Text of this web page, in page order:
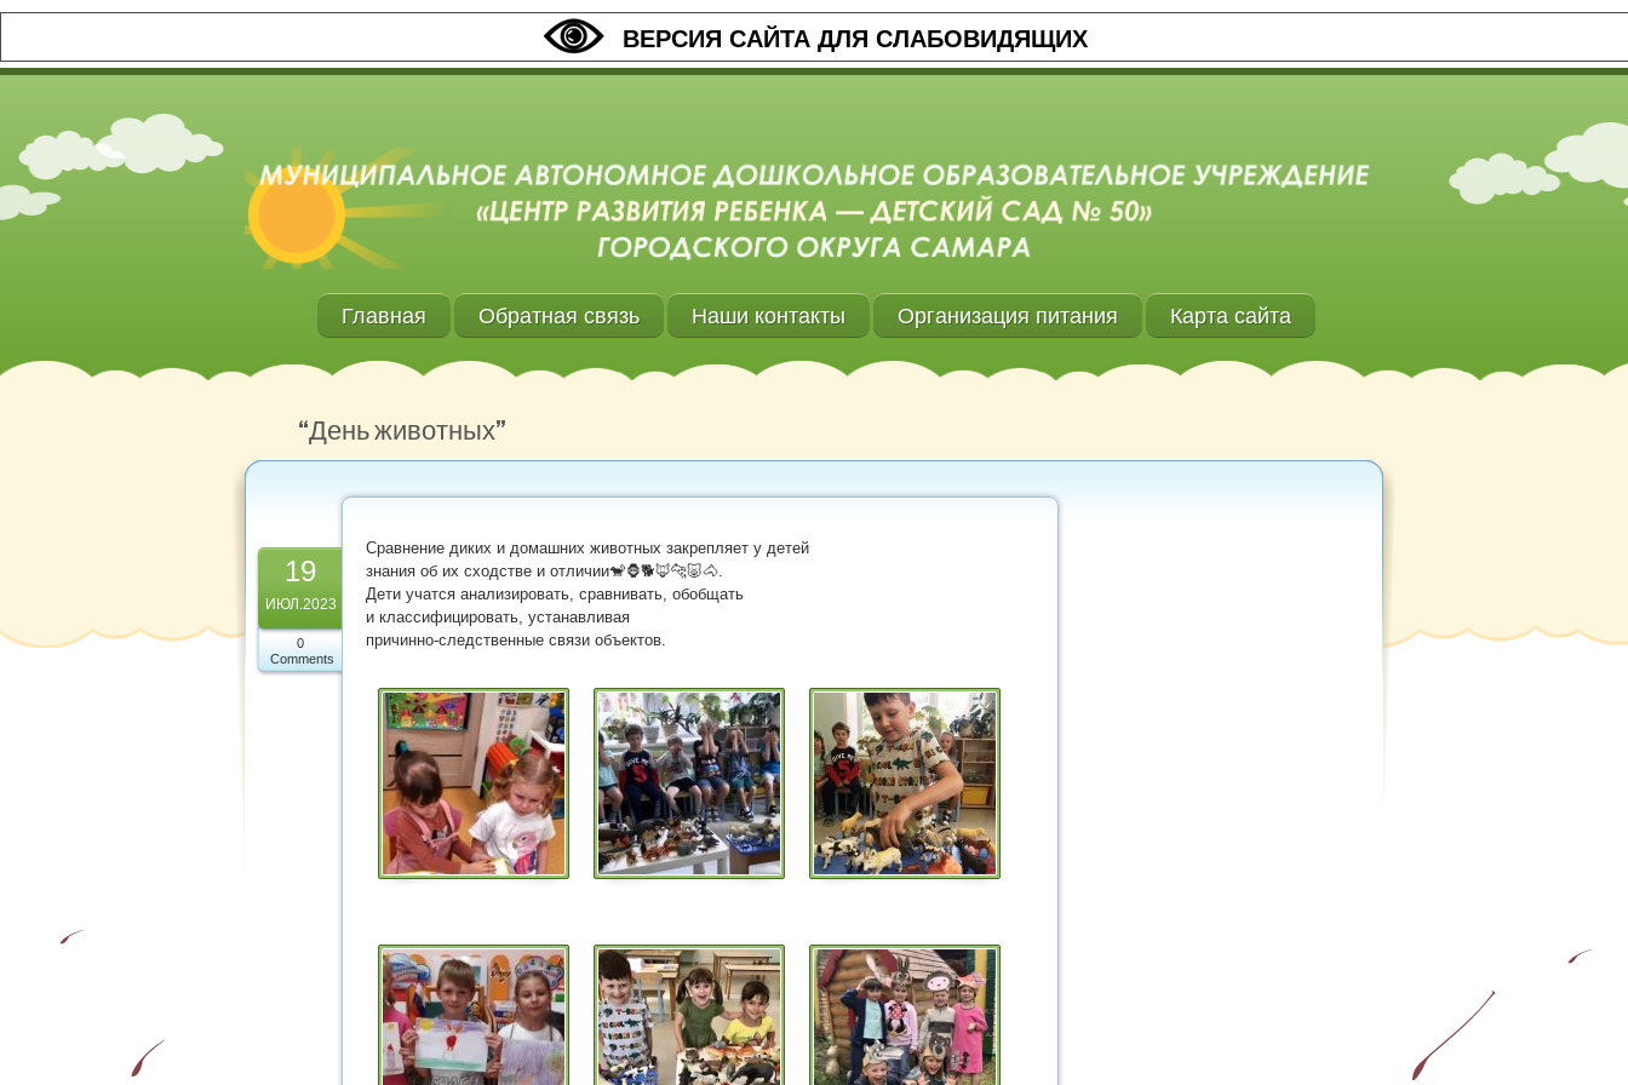
ВЕРСИЯ САЙТА ДЛЯ СЛАБОВИДЯЩИХ
Главная Обратная связь Наши контакты Организация питания Карта сайта
“День животных”
19
ИЮЛ.2023
0
Comments
Сравнение диких и домашних животных закрепляет у детей
знания об их сходстве и отличии🐒🦍🐕🦊🐆🐷🐴.
Дети учатся анализировать, сравнивать, обобщать
и классифицировать, устанавливая
причинно-следственные связи объектов.